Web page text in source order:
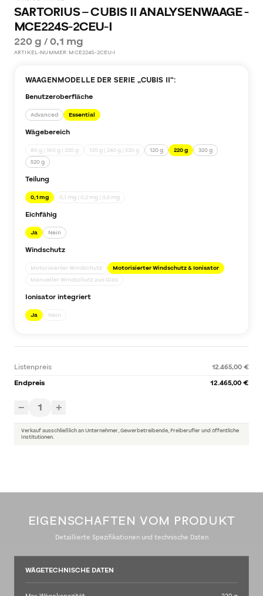
SARTORIUS – CUBIS II ANALYSENWAAGE -
MCE224S-2CEU-I
220 g / 0,1 mg
ARTIKEL-NUMMER: MCE224S-2CEU-I
WAAGENMODELLE DER SERIE „CUBIS II“:
Benutzeroberfläche
Advanced Essential
Wägebereich
80 g | 160 g | 320 g 120 g | 240 g | 520 g 120 g 220 g
320 g
520 g
Teilung
0,1 mg 0,1 mg | 0,2 mg | 0,5 mg
Eichfähig
Ja Nein
Windschutz
Motorisierter Windschutz
Motorisierter Windschutz & Ionisator
Manueller Windschutz aus Glas
Ionisator integriert
Ja Nein
Listenpreis
12.465,00 €
Endpreis
12.465,00 €
− 1 +
Verkauf ausschließlich an Unternehmer, Gewerbetreibende, Freiberufler und öffentliche
Institutionen.
EIGENSCHAFTEN VOM PRODUKT
Detaillierte Spezifikationen und technische Daten
WÄGETECHNISCHE DATEN